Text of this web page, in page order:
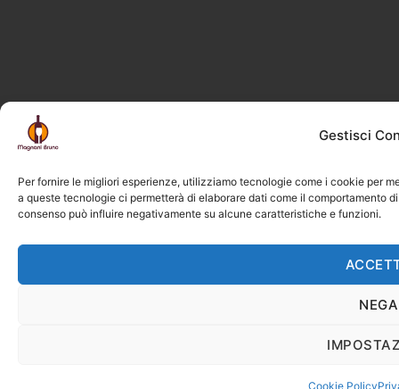
Gestisci
Per fornire le migliori esperienze, utilizziamo tecnologie come i cookie per
a queste tecnologie ci permetterà di elaborare dati come il comportamento
consenso può influire negativamente su alcune caratteristiche e funzioni.
NEGA
Cookie Policy